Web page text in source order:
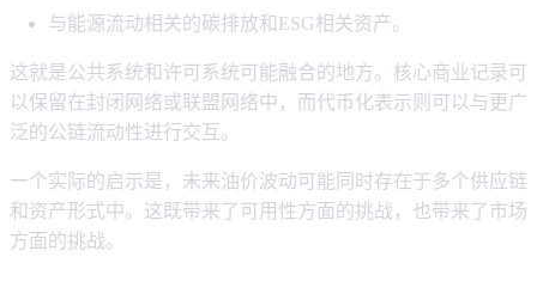
与能源流动相关的碳排放和ESG相关资产。
这就是公共系统和许可系统可能融合的地方。核心商业记录可
以保留在封闭网络或联盟网络中，而代币化表示则可以与更广
泛的公链流动性进行交互。
一个实际的启示是，未来油价波动可能同时存在于多个供应链
和资产形式中。这既带来了可用性方面的挑战，也带来了市场
方面的挑战。